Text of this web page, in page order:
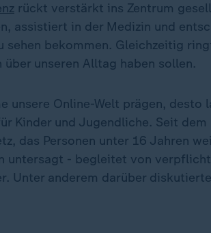
rückt verstärkt ins Zentrum
assistiert in der Medizin und
sehen bekommen. Gleichzeitig
unseren Alltag haben sollen.
unsere Online-Welt prägen, desto
Kinder und Jugendliche. Seit
das Personen unter 16 Jahren
untersagt - begleitet von
Unter anderem darüber